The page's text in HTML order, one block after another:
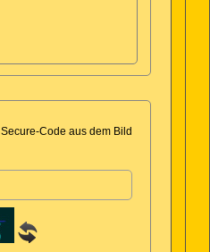
Code aus dem Bild